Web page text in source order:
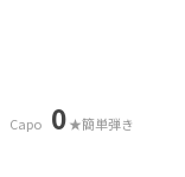
Capo 0★簡単弾き